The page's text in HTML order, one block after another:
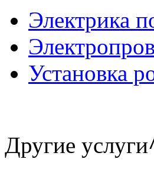
Электрика
Установка
Другие услуги